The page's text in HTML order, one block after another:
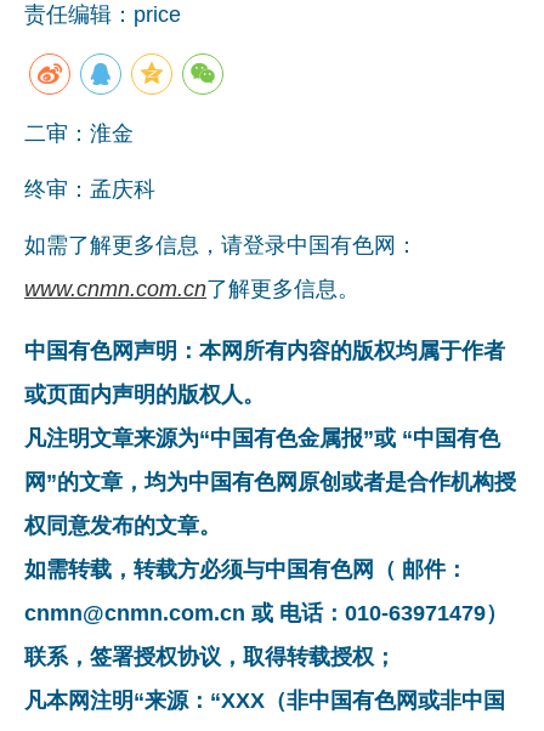
行情报价
数字报
责任编辑：price
二审：淮金
终审：孟庆科
如需了解更多信息，请登录中国有色网：
www.cnmn.com.cn了解更多信息。
中国有色网声明：本网所有内容的版权均属于作者
或页面内声明的版权人。
凡注明文章来源为“中国有色金属报”或 “中国有色
网”的文章，均为中国有色网原创或者是合作机构授
权同意发布的文章。
如需转载，转载方必须与中国有色网（ 邮件：
cnmn@cnmn.com.cn 或 电话：010-63971479）
联系，签署授权协议，取得转载授权；
凡本网注明“来源：“XXX（非中国有色网或非中国